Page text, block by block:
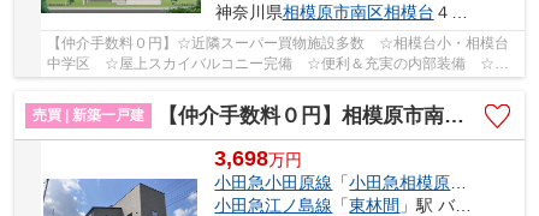
神奈川県相模原市南区相模台 ４丁目
【仲介手数料０円】☆近隣スーパー買物施設多数 ☆相模台小・相模台
中学区 ☆屋上スカイバルコニー完備 ☆便利＆充実の内部装備 ☆地
震に安心の耐震等級3 ☆長期優良住宅 ☆住宅性能評...
売買 | 新築一戸建
【仲介手数料０円】相模原市南区南台5丁目 新築一戸建て
3,698万円
小田急小田原線 「小田急相模原
小田急江ノ島線 「東林間 」駅 バス8分 「ハウス南門前」 停歩4分